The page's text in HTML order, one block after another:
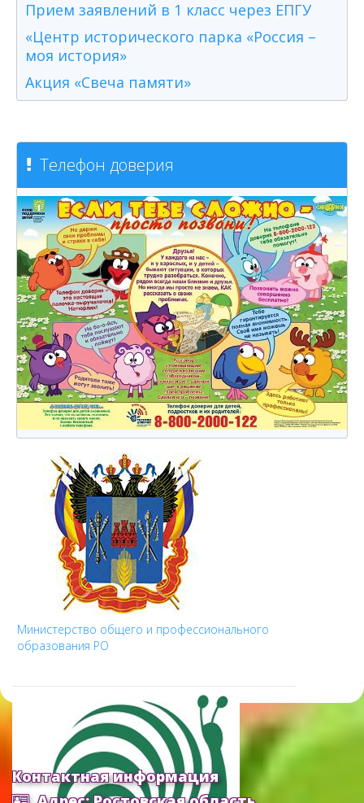
Прием заявлений в 1 класс через ЕПГУ
«Центр исторического парка «Россия –
моя история»
Акция «Свеча памяти»
Телефон доверия
Министерство общего и профессионального
образования РО
Контактная информация